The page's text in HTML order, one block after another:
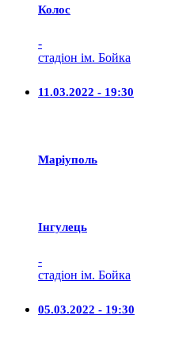
Колос
-
стадіон ім. Бойка
11.03.2022 - 19:30
Маріуполь
Iнгулець
-
стадіон ім. Бойка
05.03.2022 - 19:30